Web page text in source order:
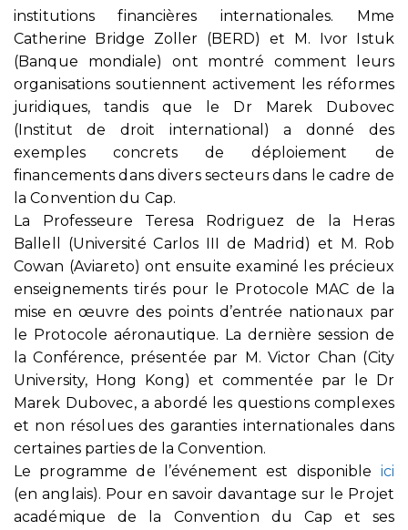
institutions financières internationales. Mme
Catherine Bridge Zoller (BERD) et M. Ivor Istuk
(Banque mondiale) ont montré comment leurs
organisations soutiennent activement les réformes
juridiques, tandis que le Dr Marek Dubovec
(Institut de droit international) a donné des
exemples concrets de déploiement de
financements dans divers secteurs dans le cadre de
la Convention du Cap.
La Professeure Teresa Rodriguez de la Heras
Ballell (Université Carlos III de Madrid) et M. Rob
Cowan (Aviareto) ont ensuite examiné les précieux
enseignements tirés pour le Protocole MAC de la
mise en œuvre des points d’entrée nationaux par
le Protocole aéronautique. La dernière session de
la Conférence, présentée par M. Victor Chan (City
University, Hong Kong) et commentée par le Dr
Marek Dubovec, a abordé les questions complexes
et non résolues des garanties internationales dans
certaines parties de la Convention.
Le programme de l’événement est disponible ici
(en anglais). Pour en savoir davantage sur le Projet
académique de la Convention du Cap et ses